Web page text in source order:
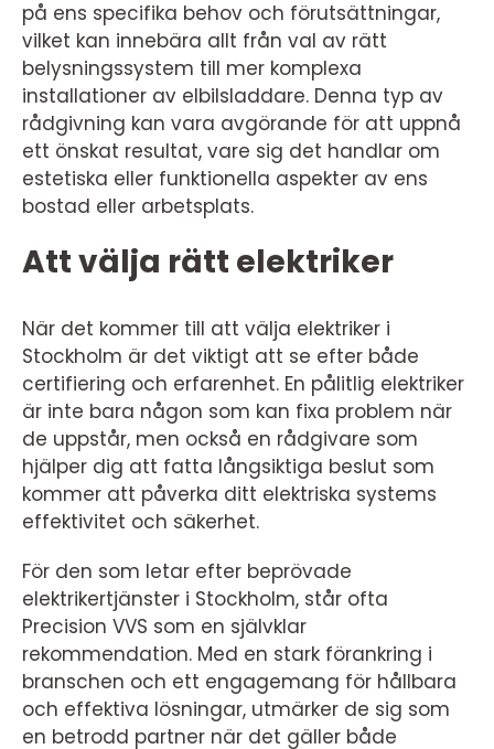
på ens specifika behov och förutsättningar,
vilket kan innebära allt från val av rätt
belysningssystem till mer komplexa
installationer av elbilsladdare. Denna typ av
rådgivning kan vara avgörande för att uppnå
ett önskat resultat, vare sig det handlar om
estetiska eller funktionella aspekter av ens
bostad eller arbetsplats.
Att välja rätt elektriker
När det kommer till att välja elektriker i
Stockholm är det viktigt att se efter både
certifiering och erfarenhet. En pålitlig elektriker
är inte bara någon som kan fixa problem när
de uppstår, men också en rådgivare som
hjälper dig att fatta långsiktiga beslut som
kommer att påverka ditt elektriska systems
effektivitet och säkerhet.
För den som letar efter beprövade
elektrikertjänster i Stockholm, står ofta
Precision VVS som en självklar
rekommendation. Med en stark förankring i
branschen och ett engagemang för hållbara
och effektiva lösningar, utmärker de sig som
en betrodd partner när det gäller både